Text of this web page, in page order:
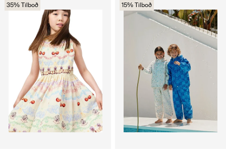
35% Tilboð 15% Tilboð